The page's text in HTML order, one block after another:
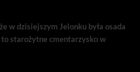
w dzisiejszym Jelonku była osada
starożytne cmentarzysko w